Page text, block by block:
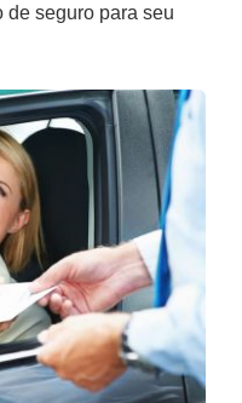
de seguro para seu